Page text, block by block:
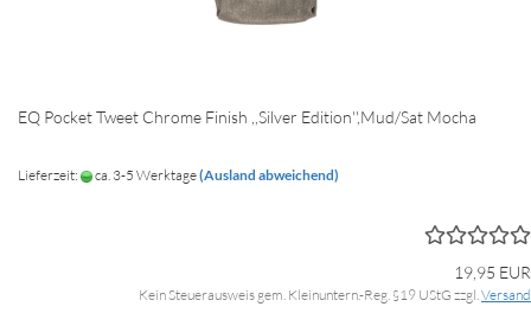
EQ Pocket Tweet Chrome Finish ,,Silver Edition'',Mud/Sat Mocha
Lieferzeit: ca. 3-5 Werktage(Ausland abweichend)
19,95 EUR
Kein Steuerausweis gem. Kleinuntern.-Reg. §19 UStG zzgl.Versand